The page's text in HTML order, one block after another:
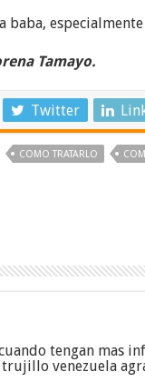
baba,
Tamayo.
Twitter
COMO TRATARLO
tengan mas
venezuela